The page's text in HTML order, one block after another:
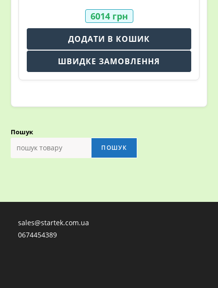
6014 грн
ДОДАТИ В КОШИК
ШВИДКЕ ЗАМОВЛЕННЯ
Пошук
ПОШУК
sales@startek.com.ua
0674454389